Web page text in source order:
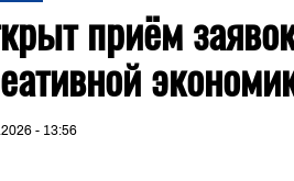
приём
- 13:56